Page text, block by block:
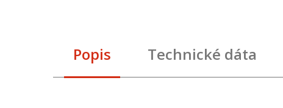
Popis Technické dáta